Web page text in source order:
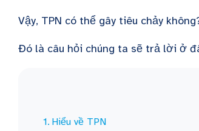
Vậy, TPN có thể gây tiêu chảy
Đó là câu hỏi chúng ta sẽ trả lời ở
Hiểu về TPN